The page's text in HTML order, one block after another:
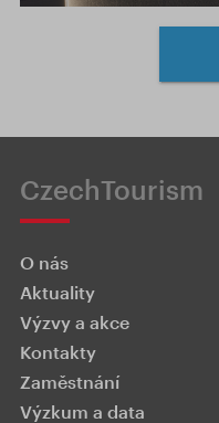
CzechTourism
O nás
Aktuality
Výzvy a akce
Kontakty
Zaměstnání
Výzkum a data